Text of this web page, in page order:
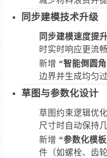
同步建模技术升级
同步建模速度提
时实时响应更流畅
新增 “智能倒圆
边界并生成均匀
草图与参数化设计
草图约束逻辑优
尺寸时自动保持
新增 “参数化模
件（如螺栓、齿